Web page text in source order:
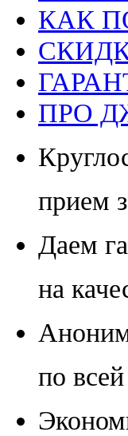
КАК
ПРО
прием
Даем
на
по